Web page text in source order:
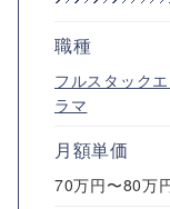
職種
フルスタック
ラマ
月額単価
70万円〜80万